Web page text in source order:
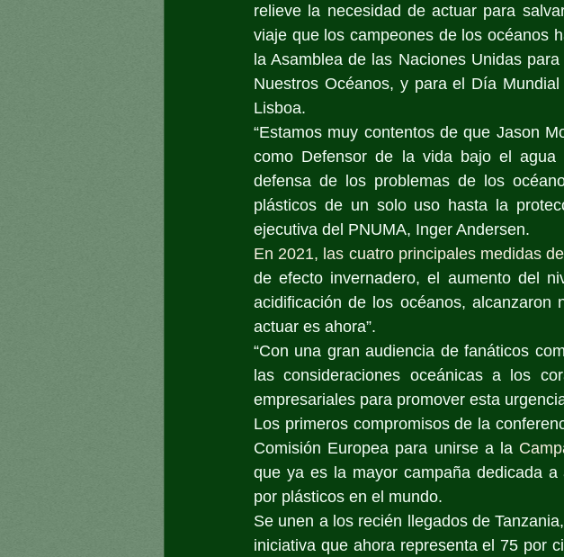
relieve la necesidad de actuar para
viaje que los campeones de los océanos
la Asamblea de las Naciones Unidas
Nuestros Océanos, y para el Día
Lisboa.
“Estamos muy contentos de que Jason
como Defensor de la vida bajo el
defensa de los problemas de los
plásticos de un solo uso hasta la
ejecutiva del PNUMA, Inger Andersen.
En 2021, las cuatro principales medidas
de efecto invernadero, el aumento del
acidificación de los océanos,
actuar es ahora”.
“Con una gran audiencia de fanáticos
las consideraciones oceánicas a los
empresariales para promover esta
Los primeros compromisos de la
Comisión Europea para unirse a la
que ya es la mayor campaña dedicada
por plásticos en el mundo.
Se unen a los recién llegados de
iniciativa que ahora representa el 75 por